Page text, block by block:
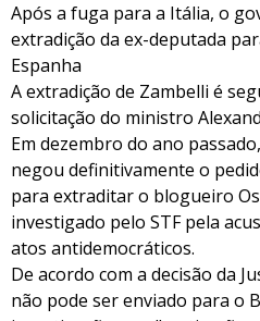
Após a fuga para a Itália, o
extradição da ex-deputada
Espanha
A extradição de Zambelli é
solicitação do ministro
Em dezembro do ano
negou definitivamente o
para extraditar o blogueiro
investigado pelo STF pela
atos antidemocráticos.
De acordo com a decisão da
não pode ser enviado para o